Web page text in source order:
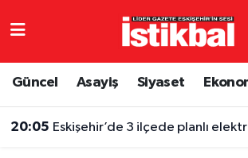
Güncel Asayiş Siyaset
20:05 Eskişehir’de 3 ilçede planlı elektrik
Eskişehirspor
Eskişehir Nöbetçi Eczaneler